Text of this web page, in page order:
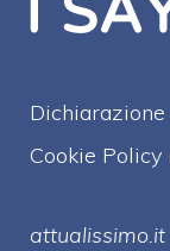
Cookie Policy